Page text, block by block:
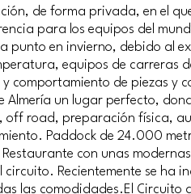
de forma privada, en el
para los equipos del
en invierno, debido al
equipos de carreras
de piezas y
un lugar perfecto,
road, preparación física,
Paddock de 24.000
con unas
Recientemente se ha
las comodidades.El Circuito